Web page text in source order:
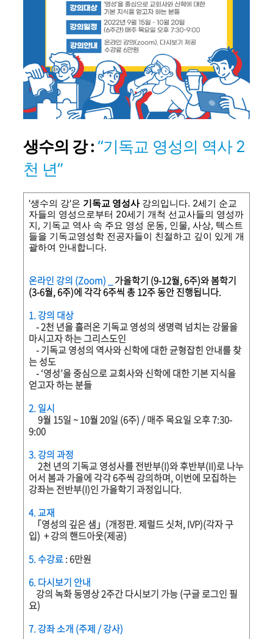
생수의 강 : “기독교 영성의 역사 2
천 년”
'생수의 강'은 기독교 영성사강의입니다. 2세기 순교
자들의 영성으로부터 20세기 개척 선교사들의 영성까
지, 기독교 역사 속 주요 영성 운동, 인물, 사상, 텍스트
들을 기독교영성학 전공자들이 친절하고 깊이 있게 개
괄하여 안내합니다.
온라인 강의 (Zoom) _
가을학기 (9-12월, 6주)와 봄학기
(3-6월, 6주)에 각각 6주씩 총 12주 동안 진행됩니다.
1. 강의 대상
- 2천 년을 흘러온 기독교 영성의 생명력 넘치는 강물을
마시고자 하는 그리스도인
- 기독교 영성의 역사와 신학에 대한 균형잡힌 안내를 찾
는 성도
- ‘영성’을 중심으로 교회사와 신학에 대한 기본 지식을
얻고자 하는 분들
2. 일시
9월 15일 ~ 10월 20일 (6주) / 매주 목요일 오후 7:30-
9:00
3. 강의 과정
2천 년의 기독교 영성사를 전반부(I)와 후반부(II)로 나누
어서 봄과 가을에 각각 6주씩 강의하며, 이번에 모집하는
강좌는 전반부(I)인 가을학기 과정입니다.
4. 교재
「영성의 깊은 샘」(개정판. 제럴드 싯처, IVP)(각자 구
입) + 강의 핸드아웃(제공)
5. 수강료: 6만원
6. 다시보기 안내
강의 녹화 동영상 2주간 다시보기 가능 (구글 로그인 필
요)
7. 강좌 소개 (주제 / 강사)